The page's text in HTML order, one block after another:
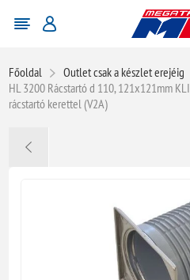
Főoldal
Outlet csak a készlet erejéig
HL 3200 Rácstartó d 110, 121x121mm
rácstartó kerettel (V2A)